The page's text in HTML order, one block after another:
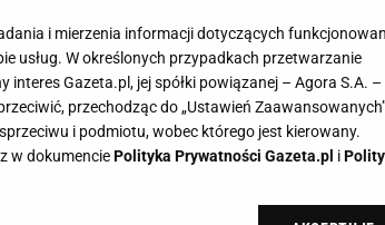
i mierzenia informacji dotyczących
usług. W określonych przypadkach przetwarzanie
Gazeta.pl, jej spółki powiązanej – Agora S.A. –
przechodząc do „Ustawień
i podmiotu, wobec którego jest kierowany.
w dokumenciePolityka Prywatności Gazeta.pl i